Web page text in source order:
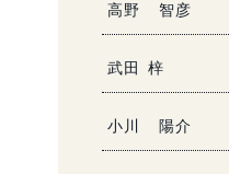
高野 智彦
武田 梓
小川 陽介